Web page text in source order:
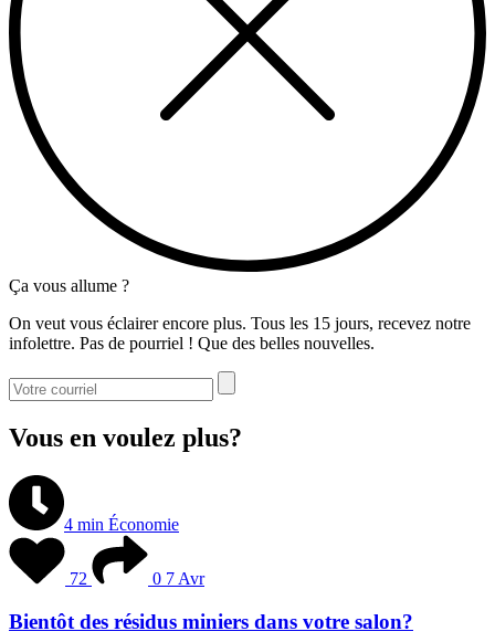
Ça vous allume ?
On veut vous éclairer encore plus. Tous les 15 jours, recevez notre
infolettre. Pas de pourriel ! Que des belles nouvelles.
Vous en voulez plus?
4 min Économie
72 0 7 Avr
Bientôt des résidus miniers dans votre salon?